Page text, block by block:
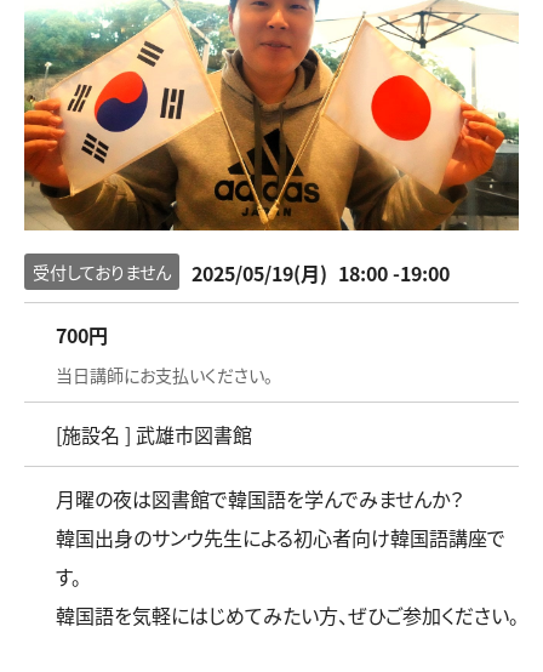
受付しておりません 2025/05/19(月) 18:00 -19:00
700円
当日講師にお支払いください。
[施設名 ] 武雄市図書館
月曜の夜は図書館で韓国語を学んでみませんか？
韓国出身のサンウ先生による初心者向け韓国語講座で
す。
韓国語を気軽にはじめてみたい方、ぜひご参加ください。